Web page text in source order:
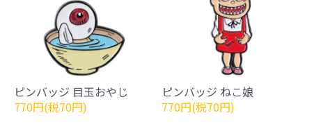
ピンバッジ 目玉おやじ
770円(税70円)
ピンバッジ ねこ娘
770円(税70円)